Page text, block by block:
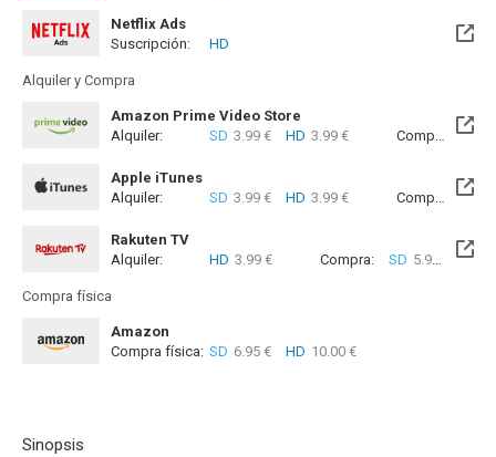
Netflix Ads
Suscripción:
HD
Alquiler y Compra
Amazon Prime Video Store
Alquiler:
SD 3.99 € HD 3.99 € Compra: SD
Apple iTunes
Alquiler:
SD 3.99 € HD 3.99 € Compra: SD
Rakuten TV
Alquiler:
HD 3.99 € Compra: SD 5.99 € HD
Compra física
Amazon
Compra física: SD 6.95 € HD 10.00 €
Sinopsis